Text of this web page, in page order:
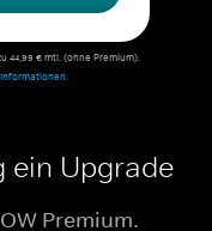
44,99 € mtl. (ohne Premium).
ein Upgrade
Premium.